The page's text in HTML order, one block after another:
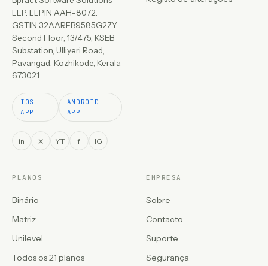
LLP. LLPIN AAH-8072.
GSTIN 32AARFB9585G2ZY.
Second Floor, 13/475, KSEB
Substation, Ulliyeri Road,
Pavangad, Kozhikode, Kerala
673021.
IOS
APP
ANDROID
APP
in X YT f IG
PLANOS
Binário
Matriz
Unilevel
Todos os 21 planos
EMPRESA
Sobre
Contacto
Suporte
Segurança